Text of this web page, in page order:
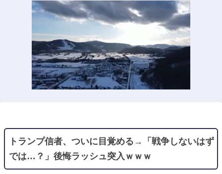
トランプ信者、ついに目覚める→「戦争しないはず
では…？」後悔ラッシュ突入ｗｗｗ